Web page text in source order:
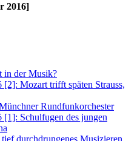
2016]
in der Musik?
[2]: Mozart trifft späten Strauss,
Rundfunkorchester
[1]: Schulfugen des jungen
durchdrungenes Musizieren